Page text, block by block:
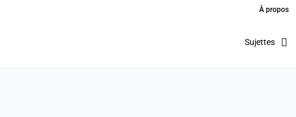
À propos
Sujettes